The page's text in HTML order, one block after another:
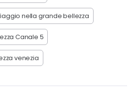
nella grande bellezza
Canale 5
venezia